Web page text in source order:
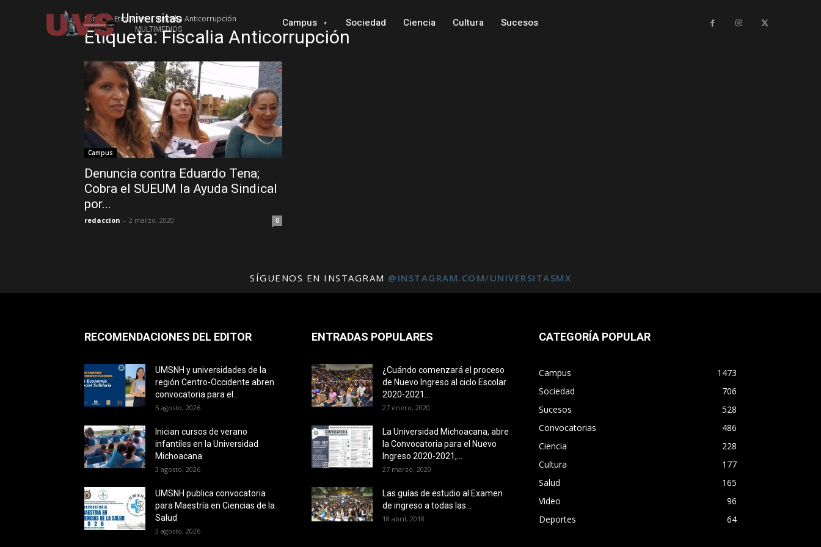
Universitas
MULTIMEDIOS
Campus Sociedad Ciencia Cultura Sucesos
Inicio Etiquetas Fiscalia Anticorrupción
Etiqueta: Fiscalia Anticorrupción
Campus
Denuncia contra Eduardo Tena;
Cobra el SUEUM la Ayuda Sindical
por...
redaccion - 2 marzo, 2020 0
SÍGUENOS EN INSTAGRAM @INSTAGRAM.COM/UNIVERSITASMX
RECOMENDACIONES DEL EDITOR
UMSNH y universidades de la
región Centro-Occidente abren
convocatoria para el...
5 agosto, 2026
Inician cursos de verano
infantiles en la Universidad
Michoacana
3 agosto, 2026
UMSNH publica convocatoria
para Maestría en Ciencias de la
Salud
3 agosto, 2026
ENTRADAS POPULARES
¿Cuándo comenzará el proceso
de Nuevo Ingreso al ciclo Escolar
2020-2021...
27 enero, 2020
La Universidad Michoacana, abre
la Convocatoria para el Nuevo
Ingreso 2020-2021,...
27 marzo, 2020
Las guías de estudio al Examen
de ingreso a todas las...
18 abril, 2018
CATEGORÍA POPULAR
Campus
1473
Sociedad
706
Sucesos
528
Convocatorias
486
Ciencia
228
Cultura
177
Salud
165
Video
96
Deportes
64